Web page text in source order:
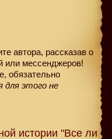
автора, рассказав о
или мессенджеров!
обязательно
для этого не
истории "Все ли